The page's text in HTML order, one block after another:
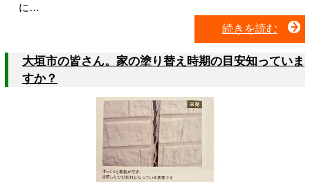
に…
続きを読む
大垣市の皆さん。家の塗り替え時期の目安知っていま
すか？